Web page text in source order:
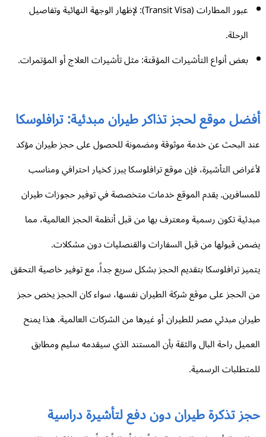
عبور المطارات (Transit Visa): لإظهار الوجهة النهائية وتفاصيل
الرحلة.
بعض أنواع التأشيرات المؤقتة: مثل تأشيرات العلاج أو المؤتمرات.
موقع لحجز تذاكر طيران مبدئية: ترافلوسكا
البحث عن خدمة موثوقة ومضمونة للحصول على حجز طيران مؤكد
التأشيرة، فإن موقع ترافلوسكا يبرز كخيار احترافي ومناسب
يقدم الموقع خدمات متخصصة في توفير حجوزات طيران
تكون رسمية ومعترف بها من قبل أنظمة الحجز العالمية، مما
قبولها من قبل السفارات والقنصليات دون مشكلات.
ترافلوسكا بتقديم الحجز بشكل سريع جداً، مع توفير خاصية التحقق
الحجز على موقع شركة الطيران نفسها، سواء كان الحجز يخص حجز
مبدئي مصر للطيران أو غيرها من الشركات العالمية. هذا يمنح
راحة البال والثقة بأن المستند الذي سيقدمه سليم ومطابق
الرسمية.
تذكرة طيران دون دفع لتأشيرة دراسية